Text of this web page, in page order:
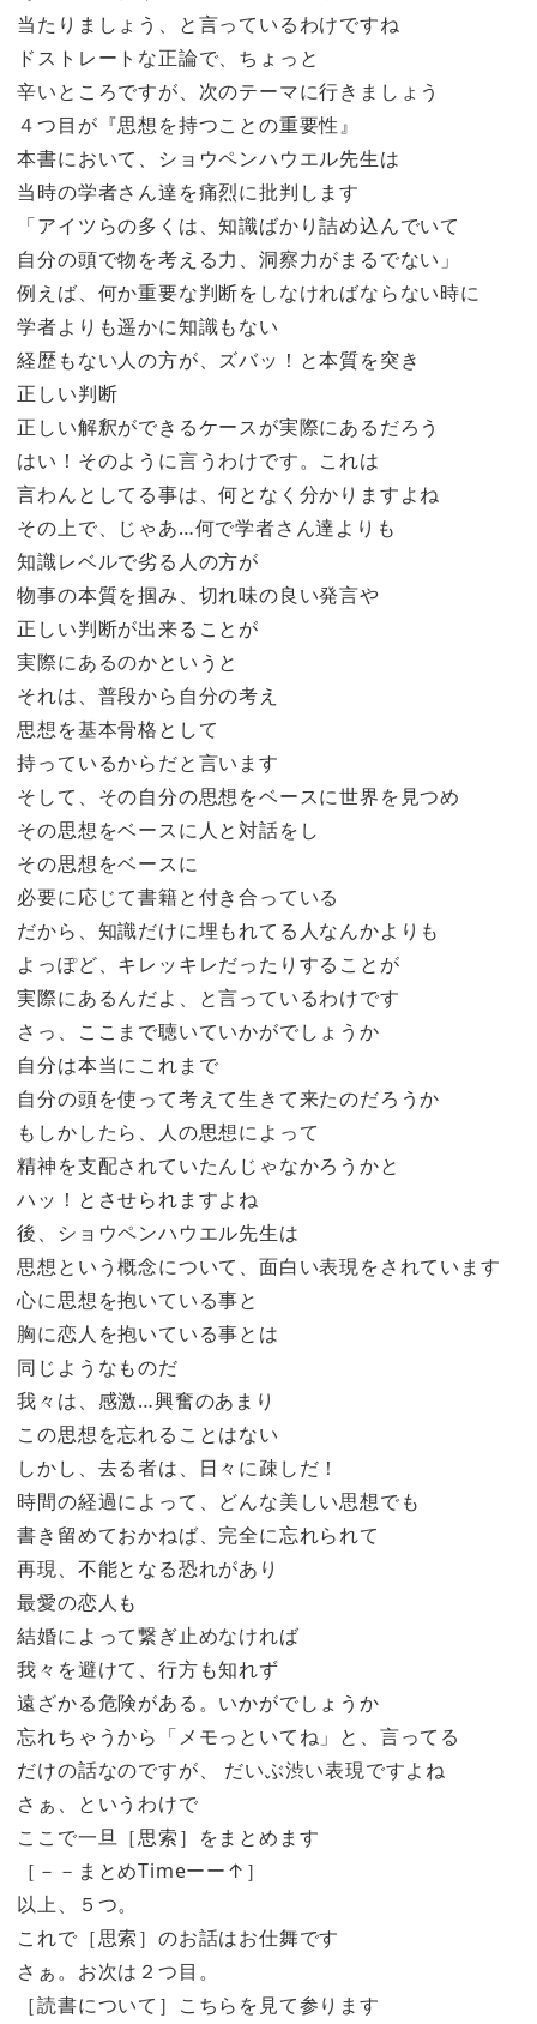
当たりましょう、と言っているわけですね
ドストレートな正論で、ちょっと
辛いところですが、次のテーマに行きましょう
４つ目が『思想を持つことの重要性』
本書において、ショウペンハウエル先生は
当時の学者さん達を痛烈に批判します
「アイツらの多くは、知識ばかり詰め込んでいて
自分の頭で物を考える力、洞察力がまるでない」
例えば、何か重要な判断をしなければならない時に
学者よりも遥かに知識もない
経歴もない人の方が、ズバッ！と本質を突き
正しい判断
正しい解釈ができるケースが実際にあるだろう
はい！そのように言うわけです。これは
言わんとしてる事は、何となく分かりますよね
その上で、じゃあ…何で学者さん達よりも
知識レベルで劣る人の方が
物事の本質を掴み、切れ味の良い発言や
正しい判断が出来ることが
実際にあるのかというと
それは、普段から自分の考え
思想を基本骨格として
持っているからだと言います
そして、その自分の思想をベースに世界を見つめ
その思想をベースに人と対話をし
その思想をベースに
必要に応じて書籍と付き合っている
だから、知識だけに埋もれてる人なんかよりも
よっぽど、キレッキレだったりすることが
実際にあるんだよ、と言っているわけです
さっ、ここまで聴いていかがでしょうか
自分は本当にこれまで
自分の頭を使って考えて生きて来たのだろうか
もしかしたら、人の思想によって
精神を支配されていたんじゃなかろうかと
ハッ！とさせられますよね
後、ショウペンハウエル先生は
思想という概念について、面白い表現をされています
心に思想を抱いている事と
胸に恋人を抱いている事とは
同じようなものだ
我々は、感激…興奮のあまり
この思想を忘れることはない
しかし、去る者は、日々に疎しだ！
時間の経過によって、どんな美しい思想でも
書き留めておかねば、完全に忘れられて
再現、不能となる恐れがあり
最愛の恋人も
結婚によって繋ぎ止めなければ
我々を避けて、行方も知れず
遠ざかる危険がある。いかがでしょうか
忘れちゃうから「メモっといてね」と、言ってる
だけの話なのですが、 だいぶ渋い表現ですよね
さぁ、というわけで
ここで一旦［思索］をまとめます
［－－まとめTimeーー↑］
以上、５つ。
これで［思索］のお話はお仕舞です
さぁ。お次は２つ目。
［読書について］こちらを見て参ります